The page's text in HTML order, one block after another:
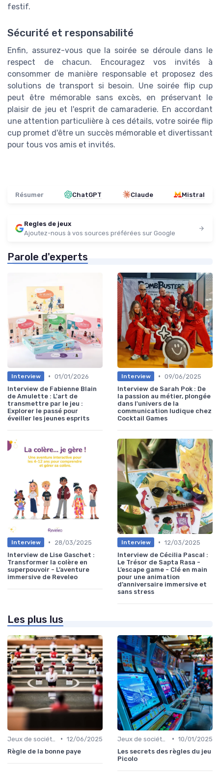
festif.
Sécurité et responsabilité
Enfin, assurez-vous que la soirée se déroule dans le
respect de chacun. Encouragez vos invités à
consommer de manière responsable et proposez des
solutions de transport si besoin. Une soirée flip cup
peut être mémorable sans excès, en préservant le
plaisir de jeu et l'esprit de camaraderie. En accordant
une attention particulière à ces détails, votre soirée flip
cup promet d'être un succès mémorable et divertissant
pour tous vos amis et invités.
Résumer ChatGPT Claude Mistral
Regles de jeux
Ajoutez-nous à vos sources préférées sur Google
Parole d'experts
Interview • 01/01/2026
Interview de Fabienne Blain
de Amulette : L'art de
transmettre par le jeu :
Explorer le passé pour
éveiller les jeunes esprits
Interview • 09/06/2025
Interview de Sarah Pok : De
la passion au métier, plongée
dans l'univers de la
communication ludique chez
Cocktail Games
Interview •
28/03/2025
Interview de Lise Gaschet :
Transformer la colère en
superpouvoir - L’aventure
immersive de Reveleo
Interview • 12/03/2025
Interview de Cécilia Pascal :
Le Trésor de Sapta Rasa -
L’escape game - Clé en main
pour une animation
d’anniversaire immersive et
sans stress
Les plus lus
• 12/06/2025
Règle de la bonne paye
• 10/01/2025
Les secrets des règles du jeu
Picolo